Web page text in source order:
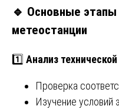
🔹 Основные
метеостанции
1️⃣ Анализ
Проверка
Изучение условий